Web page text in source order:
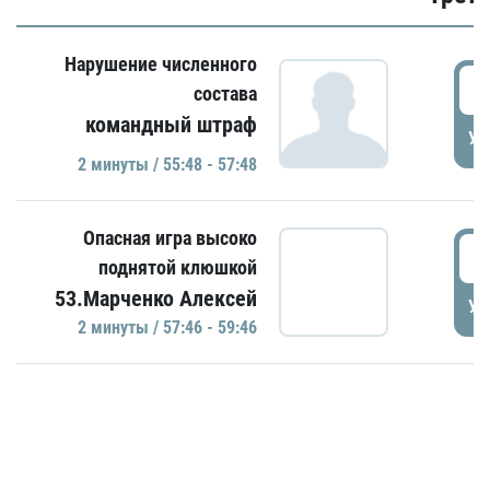
Нарушение численного
состава
командный штраф
2 минуты / 55:48 - 57:48
Опасная игра высоко
поднятой клюшкой
53.Марченко Алексей
2 минуты / 57:46 - 59:46